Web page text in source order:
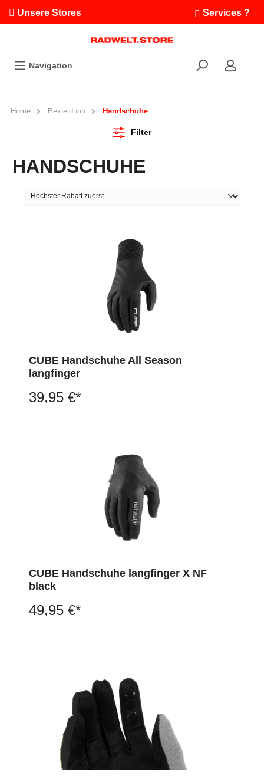
Unsere Stores Services ?
Ausfahrten
Bikefinder
Navigation
Home Bekleidung Handschuhe
Filter
HANDSCHUHE
CUBE Handschuhe All Season
langfinger
39,95 €*
CUBE Handschuhe langfinger X NF
black
49,95 €*